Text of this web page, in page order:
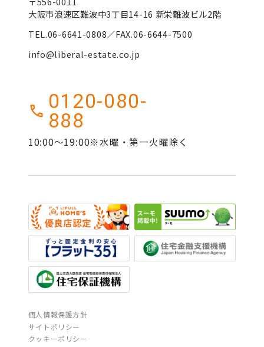
大阪市浪速区難波中3丁目14-16 新栄難波ビル2階
TEL.06-6641-0808／FAX.06-6644-7500
info@liberal-estate.co.jp
0120-080-
888
10:00～19:00※水曜・第一火曜除く
個人情報保護方針
サイトポリシー
クッキーポリシー